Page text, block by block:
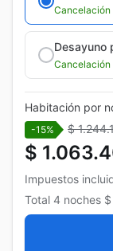
Cancelación
Desayuno
Cancelación
Habitación por
-15% $
$
Impuestos
Total 4 noches